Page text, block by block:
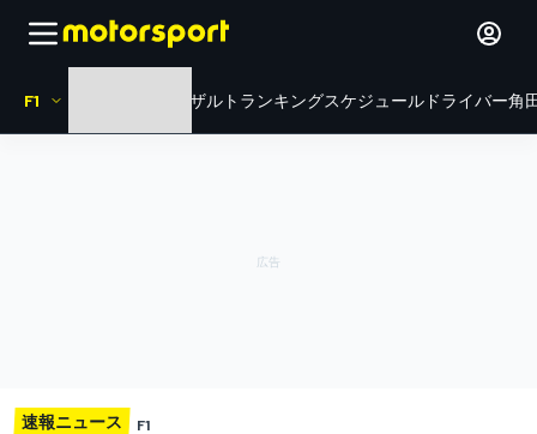
F1 リザルト ランキングスケジュール ドライバー角
速報ニュース F1